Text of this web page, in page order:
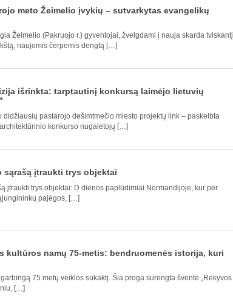
meto Žeimelio įvykių – sutvarkytas evangelikų
Žeimelio (Pakruojo r.) gyventojai, žvelgdami į nauja skarda tviskantį
naujomis čerpėmis dengtą […]
išrinkta: tarptautinį konkursą laimėjo lietuvių
pastarojo dešimtmečio miesto projektų link – paskelbta
konkurso nugalėtojų […]
sąrašą įtraukti trys objektai
įtraukti trys objektai: D dienos paplūdimiai Normandijoje, kur per
pajėgos, […]
kultūros namų 75-metis: bendruomenės istorija, kuri
75 metų veiklos sukaktį. Šia proga surengta šventė „Rėkyvos
[…]